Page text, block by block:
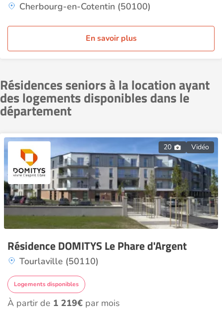
Cherbourg-en-Cotentin (50100)
En savoir plus
Résidences seniors à la location ayant
des logements disponibles dans le
département
20 Vidéo
Résidence DOMITYS Le Phare d'Argent
Tourlaville (50110)
Logements disponibles
À partir de 1 219€ par mois